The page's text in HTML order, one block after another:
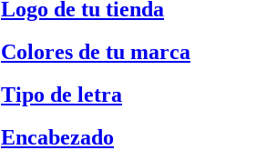
Logo de tu tienda
Colores de tu marca
Tipo de letra
Encabezado